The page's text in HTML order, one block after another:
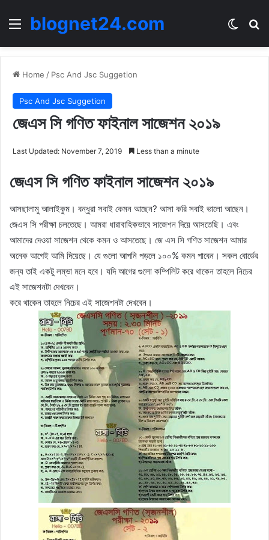
Menublognet24.com
Home / Psc And Jsc Suggetion
Psc And Jsc Suggetion
জেএস সি গণিত ফাইনাল সাজেশন ২০১৯
Last Updated: November 7, 2019 Less than a minute
জেএস সি গণিত ফাইনাল সাজেশন ২০১৯
আসছালামু আলাইকুম। বন্ধুরা সবাই কেমন আছেন? আসা করি সবাই ভালো আছেন।
জেএস সি পরীক্ষা চলতেছে। আমরা ধারাবাহিকভাবে সাজেশন দিয়ে আসতেছি। এবং
আমাদের দেওয়া সাজেশন থেকে কমন ও আসতেছে। জে এস সি গণিত সাজেশন আমার
অনেক আগেই আমি দিয়েছে। যে গুলো আপনি পড়লে ১০০% কমন পাবেন। সকল বোর্ডের
জন্য তাই একটু লম্ভা মনে হবে। যদি আগের গুলো কম্পিলিট করে থাকেন তাহলে নিচের
এই সাজেশনটা দেখবেন।
করে থাকেন তাহলে নিচের এই সাজেশনটা দেখবেন।